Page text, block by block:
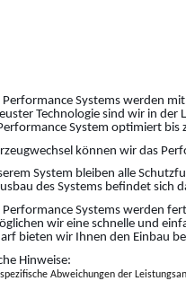
Performance Systems werden
Technologie sind wir in der
System optimiert bis
können wir das
System bleiben alle
des Systems befindet sich
Performance Systems werden
wir eine schnelle und
bieten wir Ihnen den Einbau
Hinweise:
Abweichungen der